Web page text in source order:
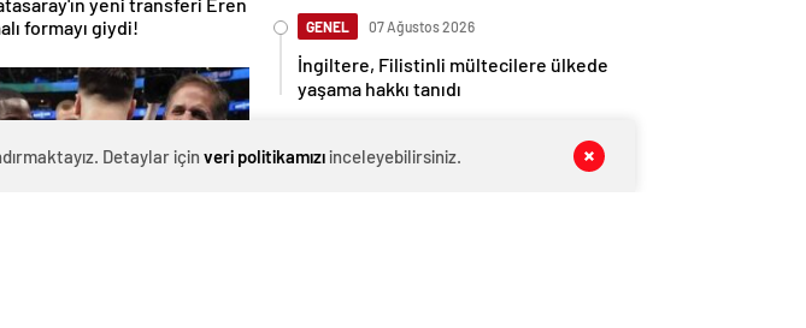
yeni transferi Eren
GENEL 07 Ağustos 2026
İngiltere, Filistinli mültecilere ülkede
yaşama hakkı tanıdı
Ethereum ağında büyük değişim: Gas
Detaylar için veri politikamızıinceleyebilirsiniz.